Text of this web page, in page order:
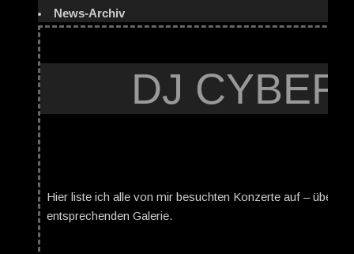
News-Archiv
DJ
Hier liste ich alle von mir besuchten Konzerte auf – über
entsprechenden Galerie.